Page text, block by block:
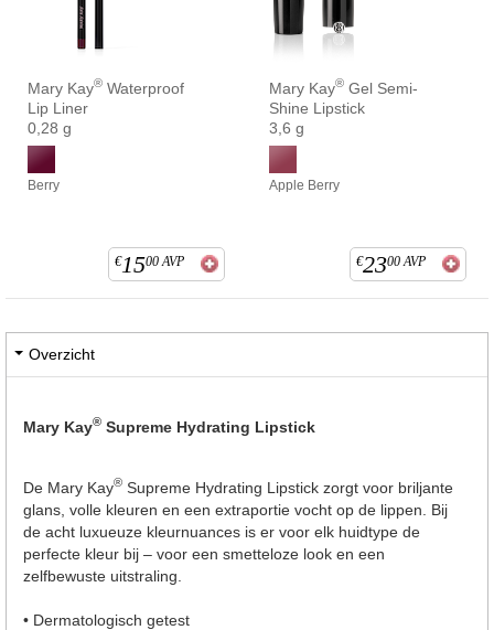
Mary Kay® Waterproof
Lip Liner
0,28 g
Berry
€1500 AVP
Mary Kay® Gel Semi-
Shine Lipstick
3,6 g
Apple Berry
€2300 AVP
Overzicht
Mary Kay® Supreme Hydrating Lipstick
De Mary Kay® Supreme Hydrating Lipstick zorgt voor briljante
glans, volle kleuren en een extraportie vocht op de lippen. Bij
de acht luxueuze kleurnuances is er voor elk huidtype de
perfecte kleur bij – voor een smetteloze look en een
zelfbewuste uitstraling.
• Dermatologisch getest